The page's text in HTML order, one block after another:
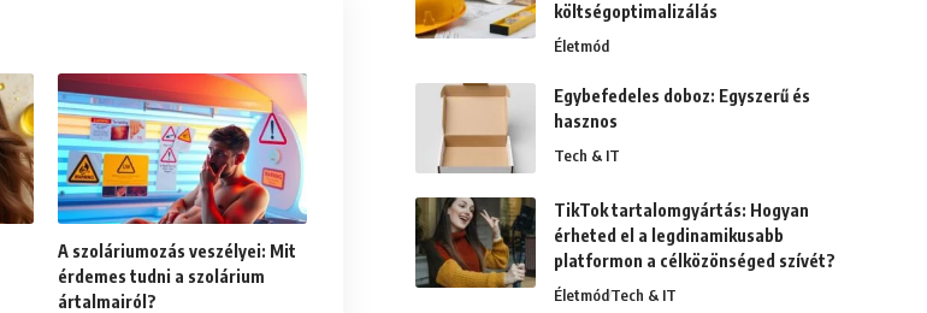
A szoláriumozás veszélyei: Mit
érdemes tudni a szolárium
ártalmairól?
költségoptimalizálás
Életmód
Egybefedeles doboz: Egyszerű és
hasznos
Tech & IT
TikTok tartalomgyártás: Hogyan
érheted el a legdinamikusabb
platformon a célközönséged szívét?
ÉletmódTech & IT